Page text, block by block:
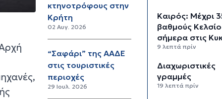
κτηνοτρόφους στην
Κρήτη
02 Αυγ. 2026
“Σαφάρι” της ΑΑΔΕ
στις τουριστικές
περιοχές
29 Ιουλ. 2026
Καιρός: Μέχρι
βαθμούς
σήμερα στις
9 λεπτά πρίν
Διαχωριστικές
γραμμές
19 λεπτά πρίν